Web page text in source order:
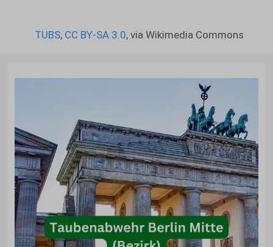
TUBS, CC BY-SA 3.0, via Wikimedia Commons